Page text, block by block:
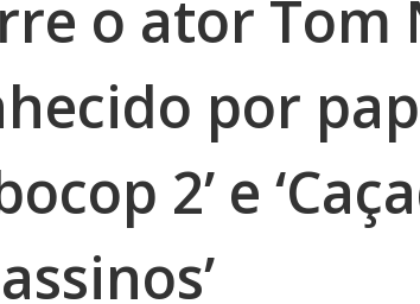
o ator Tom
por
2’ e